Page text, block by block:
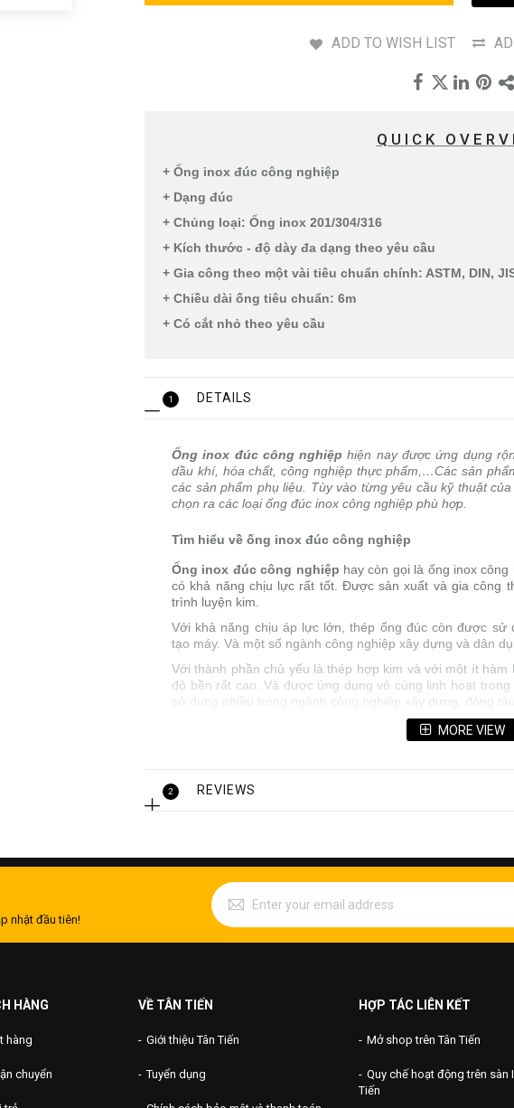
ADD TO WISH LIST
QUICK
+ Ống inox đúc công nghiệp
+ Dạng đúc
+ Chủng loại: Ống inox 201/304/316
+ Kích thước - độ dày đa dạng theo yêu cầu
+ Gia công theo một vài tiêu chuẩn chính: ASTM, DIN,
+ Chiều dài ống tiêu chuẩn: 6m
+ Có cắt nhỏ theo yêu cầu
1 DETAILS
Ống inox đúc công nghiệp hiện nay được ứng dụng
dầu khí, hóa chất, công nghiệp thực phẩm,…Các sản
các sản phẩm phụ liệu. Tùy vào từng yêu cầu kỹ thuật
chọn ra các loại ống đúc inox công nghiệp phù hợp.
Tìm hiểu về ống inox đúc công nghiệp
Ống inox đúc công nghiệp hay còn gọi là ống inox
có khả năng chịu lực rất tốt. Được sản xuất và gia công
trình luyện kim.
Với khả năng chịu áp lực lớn, thép ống đúc còn được sử
tạo máy. Và một số ngành công nghiệp xây dựng và dân
Với thành phần chủ yếu là thép hợp kim và với một ít
độ bền rất cao. Và được ứng dụng vô cùng linh hoạt
sử dụng nhiều trong ngành công nghiệp xây dựng, đóng
ống inox đúc
thông vận tải. Dẫn khí áp và dẫn dầu, sur dụng trong
MORE VIEW
2 REVIEWS
nhật đầu tiên!
HÀNG
hàng
chuyển
VỀ TÂN TIẾN
Giới thiệu Tân Tiến
Tuyển dụng
HỢP TÁC LIÊN KẾT
Mở shop trên Tân Tiến
Quy chế hoạt động trên sàn
Tiến